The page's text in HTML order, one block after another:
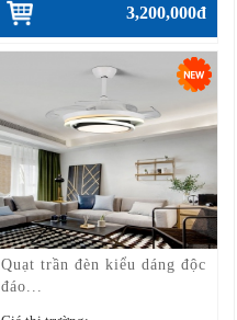
3,200,000đ
Quạt trần đèn kiểu dáng độc
đáo...